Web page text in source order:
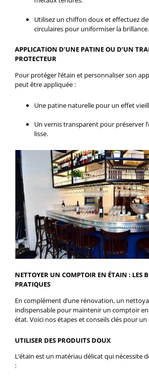
Utilisez un chiffon doux et effectuez
circulaires pour uniformiser la brillance.
APPLICATION D’UNE PATINE OU D’UN
PROTECTEUR
Pour protéger l’étain et personnaliser son
peut être appliquée :
Une patine naturelle pour un effet
Un vernis transparent pour préserver
lisse.
NETTOYER UN COMPTOIR EN ÉTAIN : LES
PRATIQUES
En complément d’une rénovation, un
indispensable pour maintenir un comptoir
état. Voici nos étapes et conseils clés pour
UTILISER DES PRODUITS DOUX
L’étain est un matériau délicat qui nécessite
: